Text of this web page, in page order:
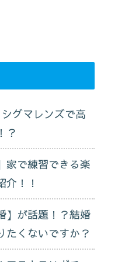
グマレンズで高
？
家で練習できる楽
！！
】が話題！？結婚
たくないですか？